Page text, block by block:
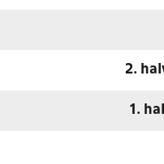
2.
1.